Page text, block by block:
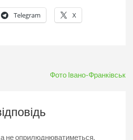
Telegram X
Фото Івано-Франківськ
не оприлюднюватиметься.